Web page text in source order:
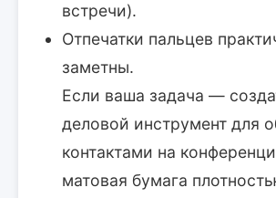
встречи).
Отпечатки пальцев
заметны.
Если ваша задача —
деловой инструмент для
контактами на
матовая бумага